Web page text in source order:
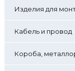
Изделия для
Кабель и провод
Короба,